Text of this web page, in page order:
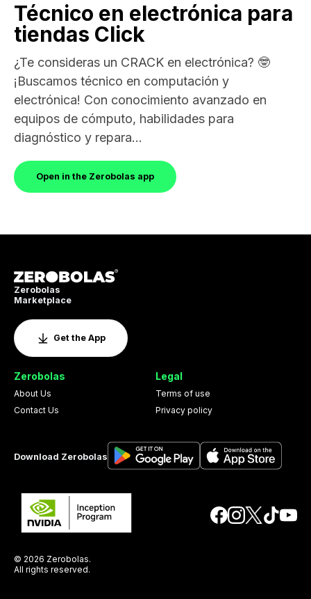
Técnico en electrónica para
tiendas Click
¿Te consideras un CRACK en electrónica? 🤓
¡Buscamos técnico en computación y
electrónica! Con conocimiento avanzado en
equipos de cómputo, habilidades para
diagnóstico y repara...
Open in the Zerobolas app
Zerobolas
Marketplace
Get the App
Zerobolas
About Us
Contact Us
Legal
Terms of use
Privacy policy
Download Zerobolas
© 2026 Zerobolas.
All rights reserved.